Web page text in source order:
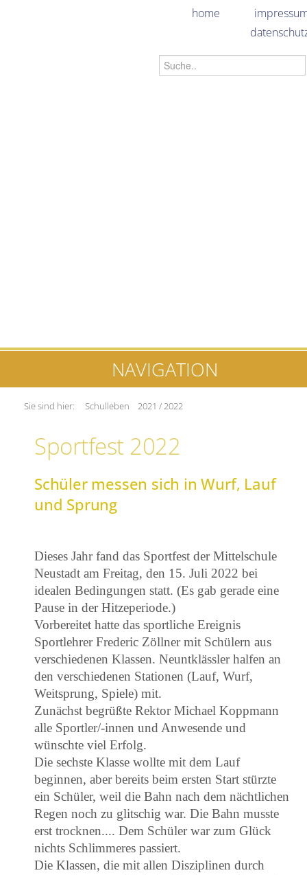
home
NAVIGATION
Sie sind hier: Schulleben 2021 / 2022
Sportfest 2022
Schüler messen sich in Wurf, Lauf
und Sprung
Dieses Jahr fand das Sportfest der Mittelschule
Neustadt am Freitag, den 15. Juli 2022 bei
idealen Bedingungen statt. (Es gab gerade eine
Pause in der Hitzeperiode.)
Vorbereitet hatte das sportliche Ereignis
Sportlehrer Frederic Zöllner mit Schülern aus
verschiedenen Klassen. Neuntklässler halfen an
den verschiedenen Stationen (Lauf, Wurf,
Weitsprung, Spiele) mit.
Zunächst begrüßte Rektor Michael Koppmann
alle Sportler/-innen und Anwesende und
wünschte viel Erfolg.
Die sechste Klasse wollte mit dem Lauf
beginnen, aber bereits beim ersten Start stürzte
ein Schüler, weil die Bahn nach dem nächtlichen
Regen noch zu glitschig war. Die Bahn musste
erst trocknen.... Dem Schüler war zum Glück
nichts Schlimmeres passiert.
Die Klassen, die mit allen Disziplinen durch